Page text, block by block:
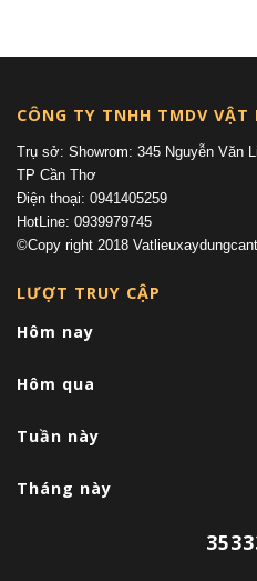
CÔNG TY TNHH TMDV VẬT
Trụ sở: Showrom: 345 Nguyễn Văn
TP Cần Thơ
Điện thoại: 0941405259
HotLine: 0939979745
©Copy right 2018
LƯỢT TRUY CẬP
Hôm nay
Hôm qua
Tuần này
Tháng này